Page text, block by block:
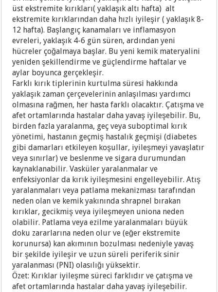
üst ekstremite kırıkları( yaklaşık altı hafta) alt
ekstremite kırıklarından daha hızlı iyileşir ( yaklaşık 8-
12 hafta). Başlangıç kanamaları ve inflamasyon
evreleri, yaklaşık 4-6 gün süren, ardından yeni
hücreler çoğalmaya başlar. Bu yeni kemik materyalini
yeniden şekillendirme ve güçlendirme haftalar ve
aylar boyunca gerçekleşir.
Farklı kırık tiplerinin kurtulma süresi hakkında
yaklaşık zaman çerçevelerinin anlaşılması yardımcı
olmasına rağmen, her hasta farklı olacaktır. Çatışma ve
afet ortamlarında hastalar daha yavaş iyileşebilir. Bu,
birden fazla yaralanma, geç veya suboptimal kırık
yönetimi, hastanın geçmiş hastalık geçmişi (diabetes
gibi damarları etkileyen koşullar, iyileşmeyi yavaşlatır
veya sınırlar) ve beslenme ve sigara durumundan
kaynaklanabilir. Vasküler yaralanmalar ve
enfeksiyonlar da kırık iyileşmesini engelleyebilir. Atış
yaralanmaları veya patlama mekanizması tarafından
neden olan ve kemik yakınında shrapnel bırakan
kırıklar, gecikmiş veya iyileşmeyen uniona neden
olabilir. Patlama veya ezilme yaralanmaları büyük
doku zararlarına neden olur ve (eğer ekstremite
korunursa) kan akımının bozulması nedeniyle yavaş
bir şekilde iyileşir ve uzun süreli periferik sinir
yaralanması (PNI) olasılığı yüksektir.
Özet: Kırıklar iyileşme süreci farklıdır ve çatışma ve
afet ortamlarında hastalar daha yavaş iyileşebilir.